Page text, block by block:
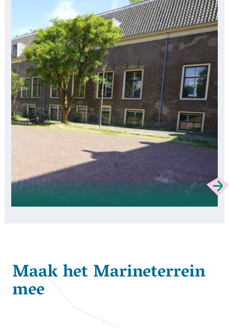
Maak het Marineterrein
mee